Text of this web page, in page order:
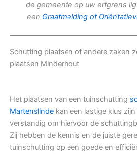
de gemeente op uw erfgrens
een Graafmelding of
Schutting plaatsen of andere zaken
plaatsen Minderhout
Het plaatsen van een tuinschutting
Martenslinde kan een lastige klus
verstandig om hiervoor de
Zij hebben de kennis en de juiste
tuinschutting op een goede en